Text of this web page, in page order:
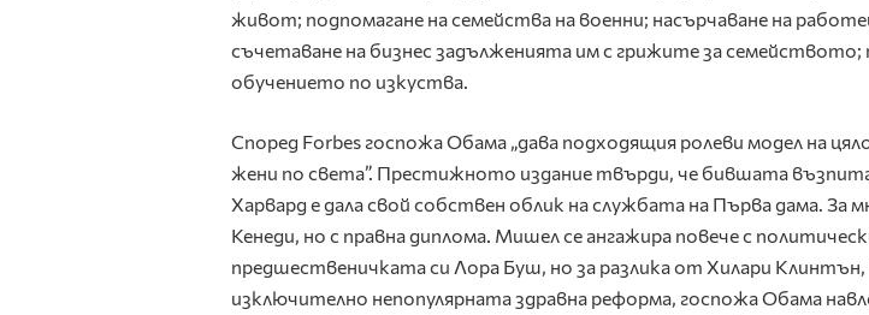
живот; подпомагане на семейства на военни; насърчаване на
съчетаване на бизнес задълженията им с грижите за семейството;
обучението по изкуства.
Според Forbes госпожа Обама „дава подходящия ролеви модел на
жени по света”. Престижното издание твърди, че бившата
Харвард е дала свой собствен облик на службата на Първа дама. За
Кенеди, но с правна диплома. Мишел се ангажира повече с
предшественичката си Лора Буш, но за разлика от Хилари
изключително непопулярната здравна реформа, госпожа Обама